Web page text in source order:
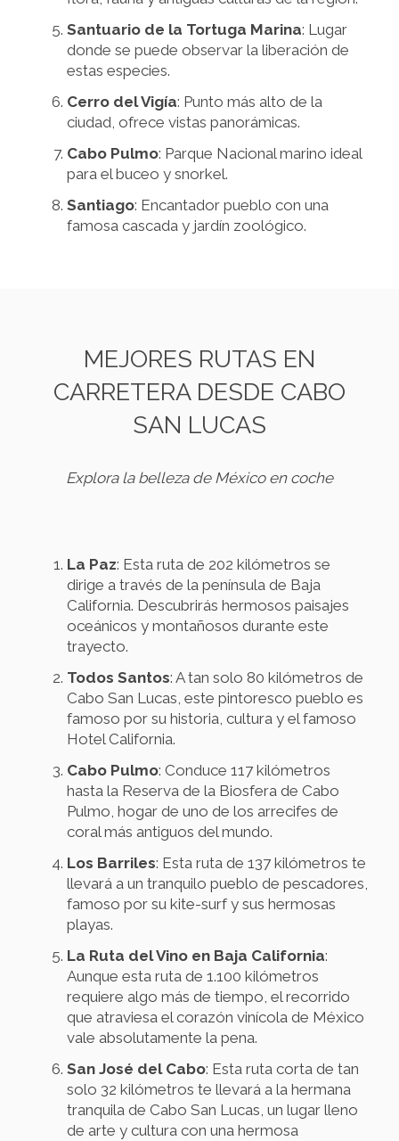
Santuario de la Tortuga Marina: Lugar
donde se puede observar la liberación de
estas especies.
Cerro del Vigía: Punto más alto de la
ciudad, ofrece vistas panorámicas.
Cabo Pulmo: Parque Nacional marino ideal
para el buceo y snorkel.
Santiago: Encantador pueblo con una
famosa cascada y jardín zoológico.
MEJORES RUTAS EN
CARRETERA DESDE CABO
SAN LUCAS
Explora la belleza de México en coche
La Paz: Esta ruta de 202 kilómetros se
dirige a través de la península de Baja
California. Descubrirás hermosos paisajes
oceánicos y montañosos durante este
trayecto.
Todos Santos: A tan solo 80 kilómetros de
Cabo San Lucas, este pintoresco pueblo es
famoso por su historia, cultura y el famoso
Hotel California.
Cabo Pulmo: Conduce 117 kilómetros
hasta la Reserva de la Biosfera de Cabo
Pulmo, hogar de uno de los arrecifes de
coral más antiguos del mundo.
Los Barriles: Esta ruta de 137 kilómetros te
llevará a un tranquilo pueblo de pescadores,
famoso por su kite-surf y sus hermosas
playas.
La Ruta del Vino en Baja California:
Aunque esta ruta de 1.100 kilómetros
requiere algo más de tiempo, el recorrido
que atraviesa el corazón vinícola de México
vale absolutamente la pena.
San José del Cabo: Esta ruta corta de tan
solo 32 kilómetros te llevará a la hermana
tranquila de Cabo San Lucas, un lugar lleno
de arte y cultura con una hermosa